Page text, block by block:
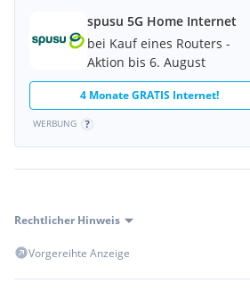
spusu 5G Home Internet
bei Kauf eines Routers -
Aktion bis 6. August
4 Monate GRATIS Internet!
WERBUNG
Rechtlicher Hinweis
Vorgereihte Anzeige